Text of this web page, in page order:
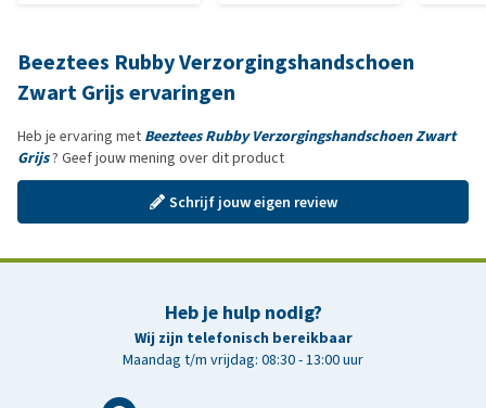
Beeztees Rubby Verzorgingshandschoen
Zwart Grijs ervaringen
Heb je ervaring met Beeztees Rubby Verzorgingshandschoen Zwart
Grijs? Geef jouw mening over dit product
Schrijf jouw eigen review
Heb je hulp nodig?
Wij zijn telefonisch bereikbaar
Maandag t/m vrijdag: 08:30 - 13:00 uur